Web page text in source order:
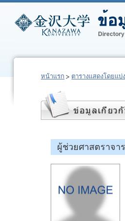
หน้าแรก ตารางแสดงโดยแ
ผู้ช่วยศาสตราจา